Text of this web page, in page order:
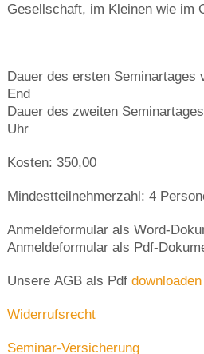
Gesellschaft, im Kleinen wie im
Dauer des ersten Seminartages
End
Dauer des zweiten
Uhr
Kosten: 350,00
Mindestteilnehmerzahl: 4
Anmeldeformular als Word-
Anmeldeformular als Pdf-
Unsere AGB als Pdf downloaden
Widerrufsrecht
Seminar-Versicherung